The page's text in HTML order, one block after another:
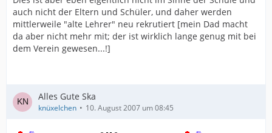
auch nicht der Eltern und Schüler, und daher werden
mittlerweile "alte Lehrer" neu rekrutiert [mein Dad macht
da aber nicht mehr mit; der ist wirklich lange genug mit bei
dem Verein gewesen...!]
Alles Gute Ska
knüxelchen 10. August 2007 um 08:45